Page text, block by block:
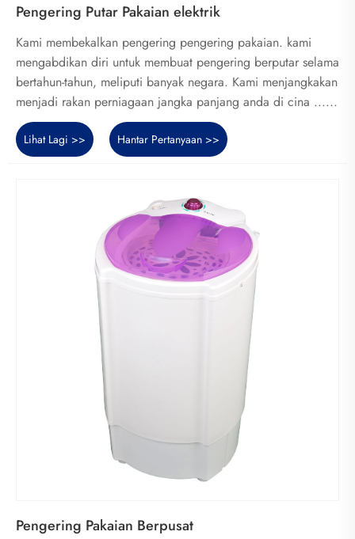
Pengering Putar Pakaian elektrik
Kami membekalkan pengering pengering pakaian. kami
mengabdikan diri untuk membuat pengering berputar selama
bertahun-tahun, meliputi banyak negara. Kami menjangkakan
menjadi rakan perniagaan jangka panjang anda di cina ......
Lihat Lagi >> Hantar Pertanyaan >>
Pengering Pakaian Berpusat